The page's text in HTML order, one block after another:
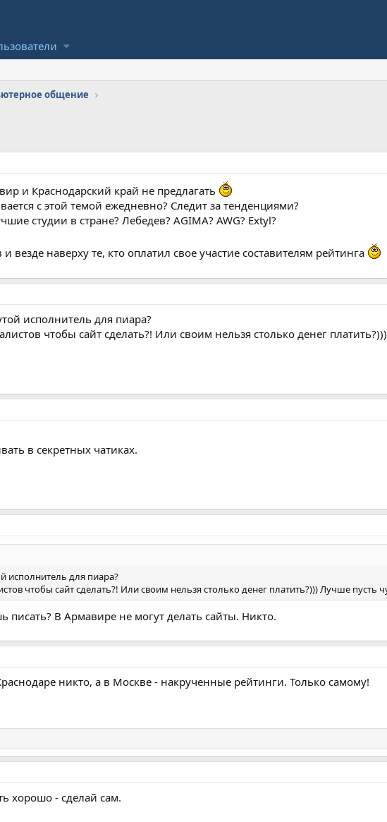
общение
и Краснодарский край не предлагать
с этой темой ежедневно? Следит за тенденциями?
студии в стране? Лебедев? AGIMA? AWG? Extyl?
везде наверху те, кто оплатил свое участие составителям рейтинга
исполнитель для пиара?
чтобы сайт сделать?! Или своим нельзя столько денег
в секретных чатиках.
исполнитель для пиара?
чтобы сайт сделать?! Или своим нельзя столько денег платить?))) Лучше пусть
писать? В Армавире не могут делать сайты. Никто.
никто, а в Москве - накрученные рейтинги. Только самому!
хорошо - сделай сам.